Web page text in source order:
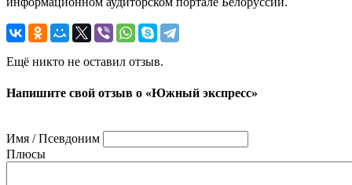
Ещё никто не оставил отзыв.
Напишите свой отзыв о «Южный экспресс»
Имя / Псевдоним
Плюсы